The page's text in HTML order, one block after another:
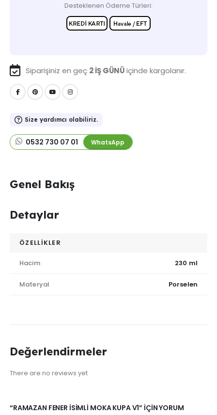
Desteklenen Ödeme Türleri:
Siparişiniz en geç 2 İŞ GÜNÜiçinde kargolanır.
Size yardımcı olabiliriz.
0532 730 07 01 WhatsApp
Genel Bakış
Detaylar
ÖZELLİKLER
Hacim 230 ml
Materyal Porselen
Değerlendirmeler
There are no reviews yet
“RAMAZAN FENER İSIMLI MOKA KUPA V1” IÇIN YORUM